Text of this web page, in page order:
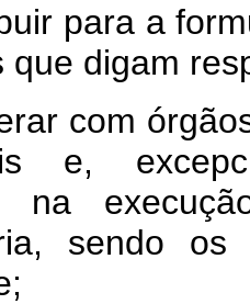
para a
que digam
com
e,
na
sendo